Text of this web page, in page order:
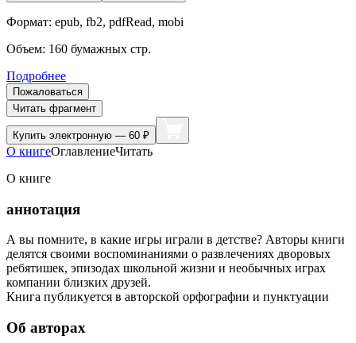
Формат: epub, fb2, pdfRead, mobi
Объем: 160 бумажных стр.
Подробнее
Пожаловаться
Читать фрагмент
Купить электронную — 60 ₽
О книгеОглавлениеЧитать
О книге
аннотация
А вы помните, в какие игры играли в детстве? Авторы книги
делятся своими воспоминаниями о развлечениях дворовых
ребятишек, эпизодах школьной жизни и необычных играх
компании близких друзей.
Книга публикуется в авторской орфографии и пунктуации
Об авторах